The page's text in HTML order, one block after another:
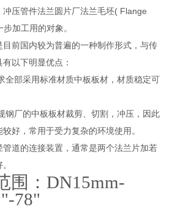
压管件法兰圆片厂法兰毛坯( Flange
加工用的对象。
前国内较为普遍的一种制作形式，与传
以下明显优点：
全部采用标准材质中板板材，材质稳定可
钢厂的中板板材裁剪、切割，冲压，因此
好，常用于受力复杂的环境使用。
道的连接装置，通常是两个法兰片加若
好。
围：DN15mm-
78"